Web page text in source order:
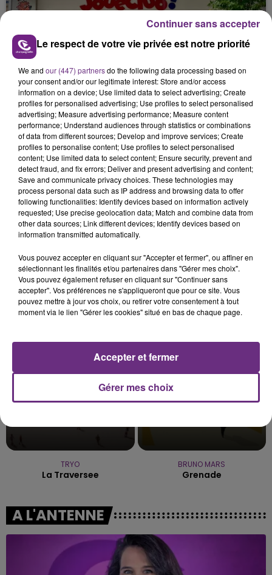
LE MAGASIN JOUÉCLUB DE REIMS FERME
SES PORTES
C'était l'une des institutions du centre-ville
rémois. Le magasin JouéClub est contraint de
fermer ses portes.
TITRES DIFFUSÉS
23h36
23h36
TEMPER CITY
Self Aware
23h32
23h32
RIHANNA FEAT. CALVIN HARRIS
We Found Love
23h29
23h29
TRYO
La Traversee
23h25
23h25
BRUNO MARS
Grenade
A L'ANTENNE
Le respect de votre vie privée est notre priorité
We and our (447) partnersdo the following data processing based on
your consent and/or our legitimate interest: Store and/or access
information on a device; Use limited data to select advertising; Create
profiles for personalised advertising; Use profiles to select personalised
advertising; Measure advertising performance; Measure content
performance; Understand audiences through statistics or combinations
of data from different sources; Develop and improve services; Create
profiles to personalise content; Use profiles to select personalised
content; Use limited data to select content; Ensure security, prevent and
detect fraud, and fix errors; Deliver and present advertising and content;
Save and communicate privacy choices. These technologies may
process personal data such as IP address and browsing data to offer
following functionalities: Identify devices based on information actively
requested; Use precise geolocation data; Match and combine data from
other data sources; Link different devices; Identify devices based on
information transmitted automatically.
Vous pouvez accepter en cliquant sur "Accepter et fermer", ou affiner en
sélectionnant les finalités et/ou partenaires dans "Gérer mes choix".
Vous pouvez également refuser en cliquant sur "Continuer sans
accepter". Vos préférences ne s'appliqueront que pour ce site. Vous
pouvez mettre à jour vos choix, ou retirer votre consentement à tout
moment via le lien "Gérer les cookies" situé en bas de chaque page.
Gérer mes choix
Accepter et fermer
Continuer sans accepter